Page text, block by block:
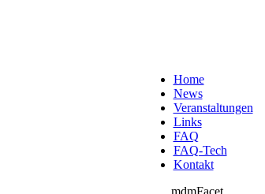
Home
News
Veranstaltungen
Links
FAQ
FAQ-Tech
Kontakt